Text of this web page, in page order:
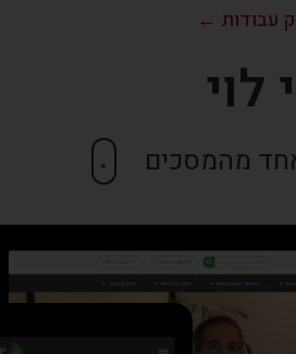
עבודות ←
לוי
מהמסכים